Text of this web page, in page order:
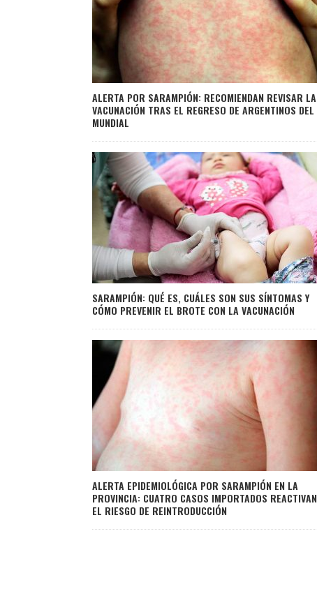
ALERTA POR SARAMPIÓN: RECOMIENDAN REVISAR LA
VACUNACIÓN TRAS EL REGRESO DE ARGENTINOS DEL
MUNDIAL
SARAMPIÓN: QUÉ ES, CUÁLES SON SUS SÍNTOMAS Y
CÓMO PREVENIR EL BROTE CON LA VACUNACIÓN
ALERTA EPIDEMIOLÓGICA POR SARAMPIÓN EN LA
PROVINCIA: CUATRO CASOS IMPORTADOS REACTIVAN
EL RIESGO DE REINTRODUCCIÓN